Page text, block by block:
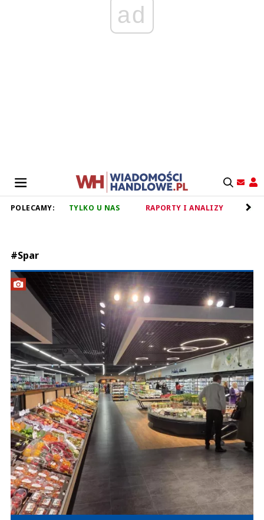
ad
POLECAMY: TYLKO U NAS RAPORTY I ANALIZY
#Spar